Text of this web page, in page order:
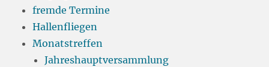
fremde Termine
Hallenfliegen
Monatstreffen
Jahreshauptversammlung